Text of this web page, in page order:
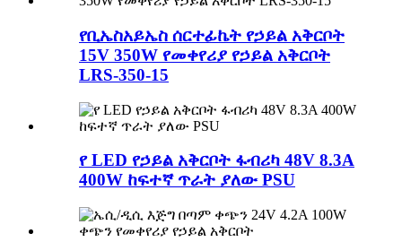
የቢኤስአይኤስ ሰርተፊኬት የኃይል አቅርቦት
15V 350W የመቀየሪያ የኃይል አቅርቦት
LRS-350-15
የ LED የኃይል አቅርቦት ፋብሪካ 48V 8.3A
400W ከፍተኛ ጥራት ያለው PSU